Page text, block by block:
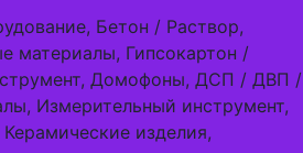
Бетон / Раствор,
материалы, Гипсокартон /
Домофоны, ДСП / ДВП /
Измерительный инструмент,
изделия,